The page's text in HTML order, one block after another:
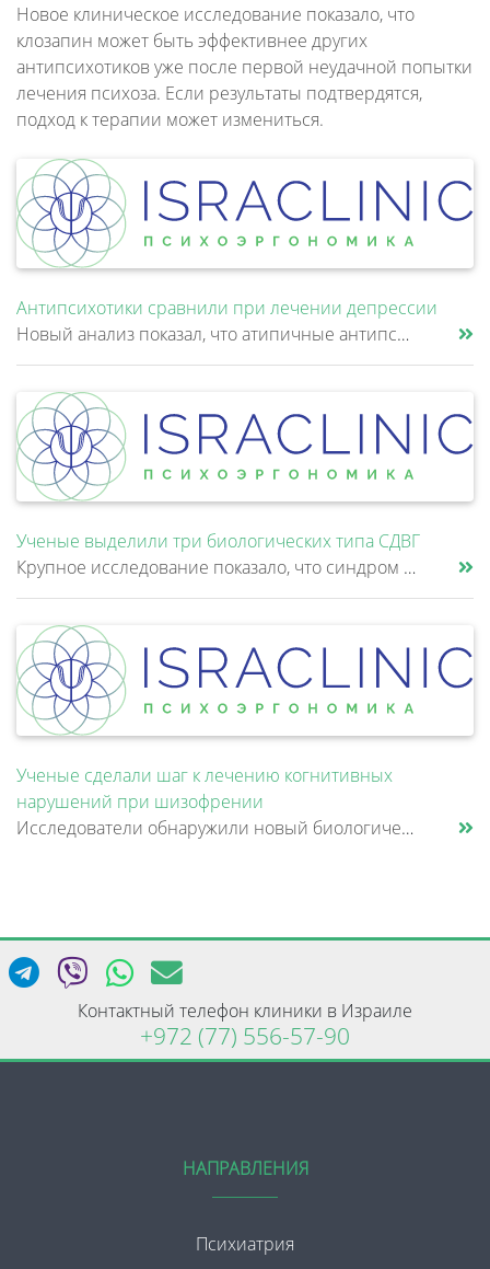
Новое клиническое исследование показало, что
клозапин может быть эффективнее других
антипсихотиков уже после первой неудачной попытки
лечения психоза. Если результаты подтвердятся,
подход к терапии может измениться.
Антипсихотики сравнили при лечении депрессии
Новый анализ показал, что атипичные антипсихотики, которые иногда добавляют к антидепрессантам при большом депрессивном......
Ученые выделили три биологических типа СДВГ
Крупное исследование показало, что синдром дефицита внимания и гиперактивности (СДВГ) может включать не два, а три биоло......
Ученые сделали шаг к лечению когнитивных
нарушений при шизофрении
Исследователи обнаружили новый биологический механизм, который может быть связан с нарушением памяти и внимания при шизо......
Контактный телефон клиники в Израиле
+972 (77) 556-57-90
НАПРАВЛЕНИЯ
Психиатрия